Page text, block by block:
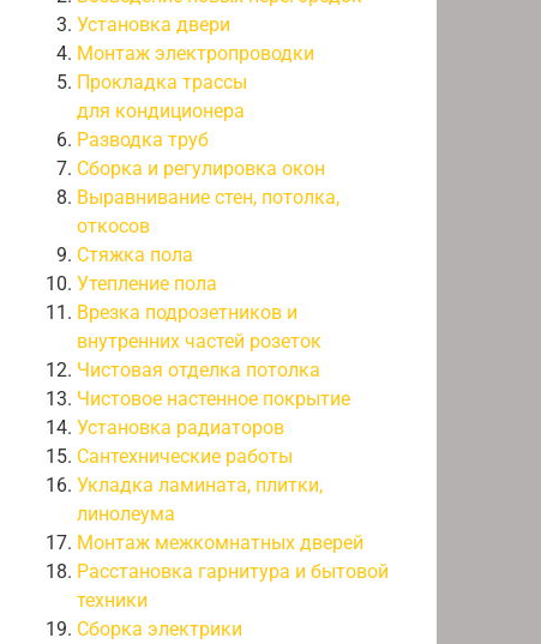
Установка двери
Монтаж электропроводки
Прокладка трассы
для кондиционера
Разводка труб
Сборка и регулировка окон
Выравнивание стен, потолка,
откосов
Стяжка пола
Утепление пола
Врезка подрозетников и
внутренних частей розеток
Чистовая отделка потолка
Чистовое настенное покрытие
Установка радиаторов
Сантехнические работы
Укладка ламината, плитки,
линолеума
Монтаж межкомнатных дверей
Расстановка гарнитура и бытовой
техники
Сборка электрики